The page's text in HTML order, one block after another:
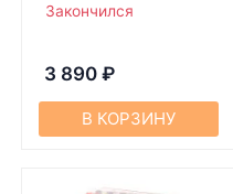
Закончился
3 890 ₽
В КОРЗИНУ